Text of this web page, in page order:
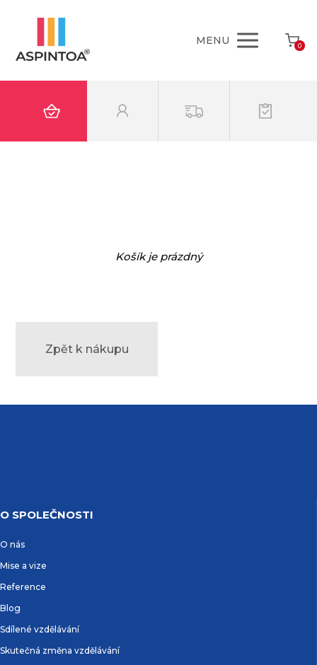
MENU 0
Košík je prázdný
Zpět k nákupu
O SPOLEČNOSTI
O nás
Mise a vize
Reference
Blog
Sdílené vzdělávání
Skutečná změna vzdělávání